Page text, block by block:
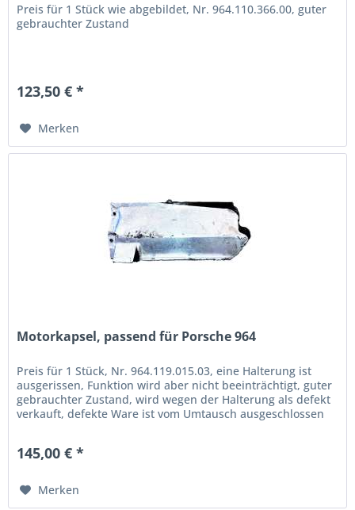
Preis für 1 Stück wie abgebildet, Nr. 964.110.366.00, guter
gebrauchter Zustand
123,50 € *
Merken
Motorkapsel, passend für Porsche 964
Preis für 1 Stück, Nr. 964.119.015.03, eine Halterung ist
ausgerissen, Funktion wird aber nicht beeinträchtigt, guter
gebrauchter Zustand, wird wegen der Halterung als defekt
verkauft, defekte Ware ist vom Umtausch ausgeschlossen
145,00 € *
Merken